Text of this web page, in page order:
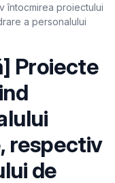
întocmirea proiectului
a personalului
Proiecte
respectiv
de